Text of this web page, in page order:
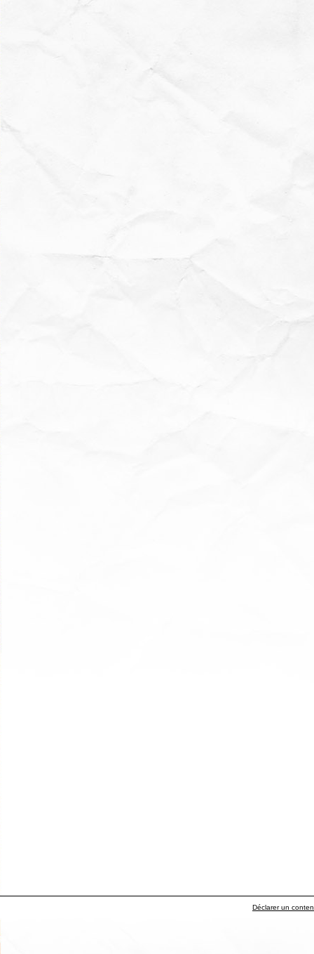
Déclarer un